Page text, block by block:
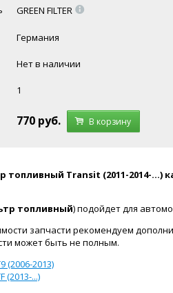
GREEN FILTER =
Германия
Нет в наличии
1
770 руб. В корзину
топливный Transit (2011-2014-...)
топливный) подойдет для
запчасти рекомендуем
может быть не полным.
(2006-2013)
(2013-...)